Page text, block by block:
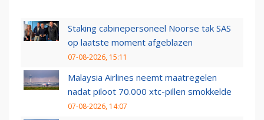
Staking cabinepersoneel Noorse tak SAS
op laatste moment afgeblazen
07-08-2026, 15:11
Malaysia Airlines neemt maatregelen
nadat piloot 70.000 xtc-pillen smokkelde
07-08-2026, 14:07